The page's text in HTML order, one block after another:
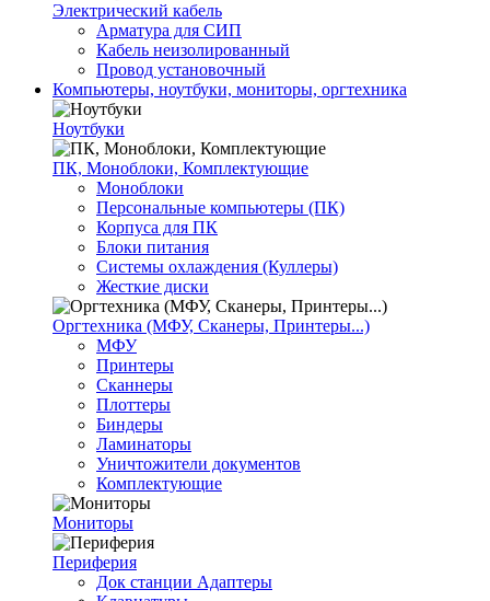
Электрический кабель
Арматура для СИП
Кабель неизолированный
Провод установочный
Компьютеры, ноутбуки, мониторы, оргтехника
Ноутбуки
ПК, Моноблоки, Комплектующие
Моноблоки
Персональные компьютеры (ПК)
Корпуса для ПК
Блоки питания
Системы охлаждения (Куллеры)
Жесткие диски
Оргтехника (МФУ, Сканеры, Принтеры...)
МФУ
Принтеры
Сканнеры
Плоттеры
Биндеры
Ламинаторы
Уничтожители документов
Комплектующие
Мониторы
Периферия
Док станции Адаптеры